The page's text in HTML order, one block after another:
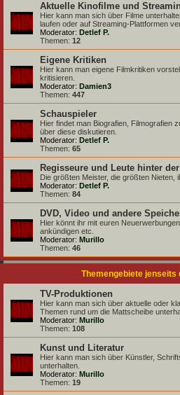
Aktuelle Kinofilme und
Hier kann man sich über Filme
laufen oder auf Streaming-Plattformen
Moderator: Detlef P.
Themen: 12
Eigene Kritiken
Hier kann man eigene Filmkritiken
kritisieren.
Moderator: Damien3
Themen: 447
Schauspieler
Hier findet man Biografien, Filmografien
über diese diskutieren.
Moderator: Detlef P.
Themen: 65
Regisseure und Leute hinter
Die größten Meister, die größten Nieten,
Moderator: Detlef P.
Themen: 84
DVD, Video und andere
Hier könnt ihr mit euren
ankündigen etc.
Moderator: Murillo
Themen: 46
Themengebiete jenseits
TV-Produktionen
Hier kann man sich über aktuelle oder
Themen rund um die Mattscheibe
Moderator: Murillo
Themen: 108
Kunst und Literatur
Hier kann man sich über Künstler,
unterhalten.
Moderator: Murillo
Themen: 19